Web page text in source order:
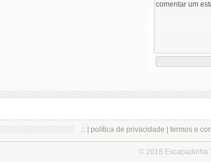
.:: | política de privacidade termos e
© 2018 Escapadinha